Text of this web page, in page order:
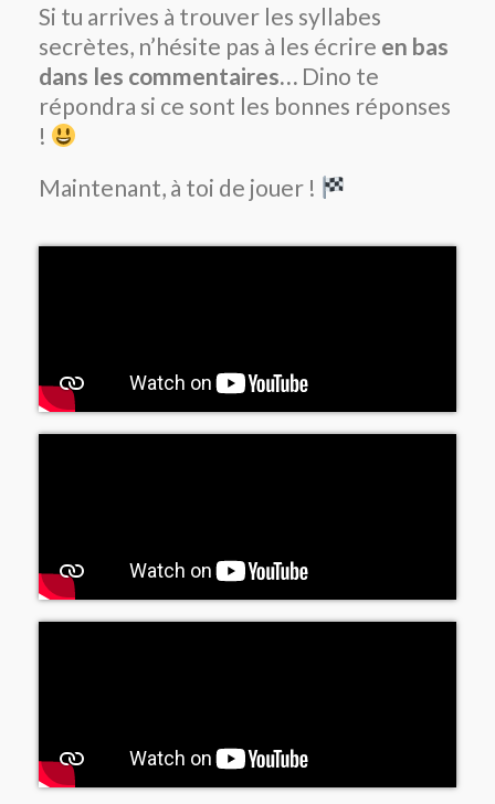
Si tu arrives à trouver les syllabes
secrètes, n’hésite pas à les écrire en bas
dans les commentaires… Dino te
répondra si ce sont les bonnes réponses
!
Maintenant, à toi de jouer !